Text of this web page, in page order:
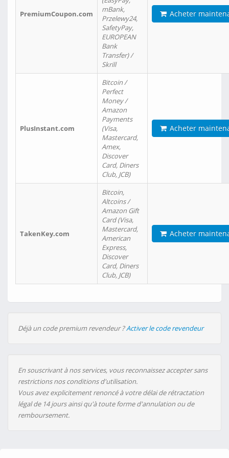
PremiumCoupon.com
mBank,
Przelewy24,
SafetyPay,
EUROPEAN
Bank
Transfer) /
Skrill
Acheter
PlusInstant.com
Bitcoin /
Perfect
Money /
Amazon
Payments
(Visa,
Mastercard,
Amex,
Discover
Card, Diners
Club, JCB)
Acheter
TakenKey.com
Bitcoin,
Altcoins /
Amazon Gift
Card (Visa,
Mastercard,
American
Express,
Discover
Card, Diners
Club, JCB)
Acheter
Déjà un code premium revendeur ?Activer le code revendeur
En souscrivant à nos services, vous reconnaissez accepter sans
restrictions nos conditions d'utilisation.
Vous avez explicitement renoncé à votre délai de rétractation
légal de 14 jours ainsi qu'à toute forme d'annulation ou de
remboursement.